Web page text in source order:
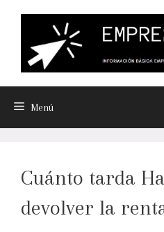
Menú
Cuánto tarda
devolver la